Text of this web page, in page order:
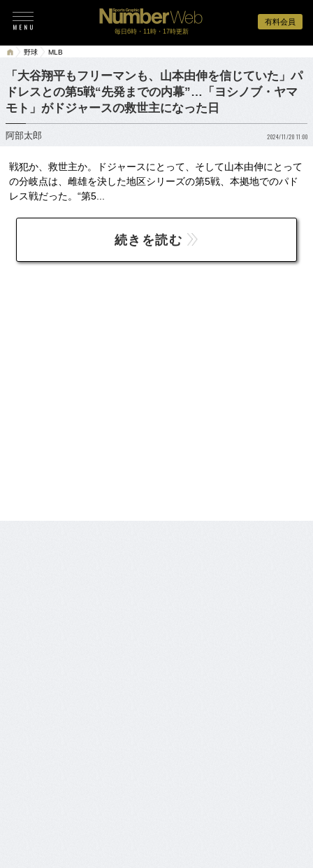
有料会員
毎日6時・11時・17時更新
野球 MLB
「大谷翔平もフリーマンも、山本由伸を信じていた」パ
ドレスとの第5戦“先発までの内幕”…「ヨシノブ・ヤマ
モト」がドジャースの救世主になった日
阿部太郎 2024/11/20 11:00
戦犯か、救世主か。ドジャースにとって、そして山本由伸にとって
の分岐点は、雌雄を決した地区シリーズの第5戦、本拠地でのパド
レス戦だった。“第5...
続きを読む